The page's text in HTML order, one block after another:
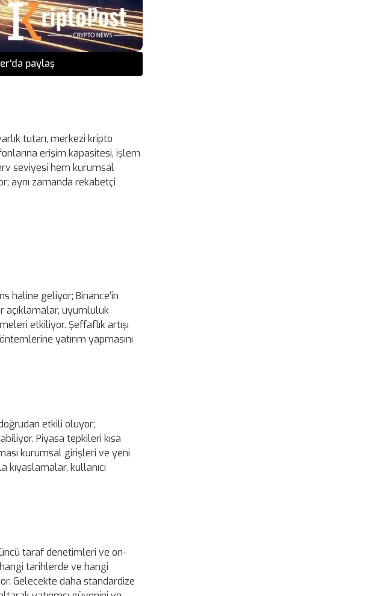
paylaş
tutarı, merkezi kripto
erişim kapasitesi, işlem
seviyesi hem kurumsal
aynı zamanda rekabetçi
haline geliyor; Binance’in
açıklamalar, uyumluluk
etkiliyor. Şeffaflık artışı
yatırım yapmasını
etkili oluyor;
Piyasa tepkileri kısa
kurumsal girişleri ve yeni
kullanıcı
taraf denetimleri ve on-
tarihlerde ve hangi
Gelecekte daha standardize